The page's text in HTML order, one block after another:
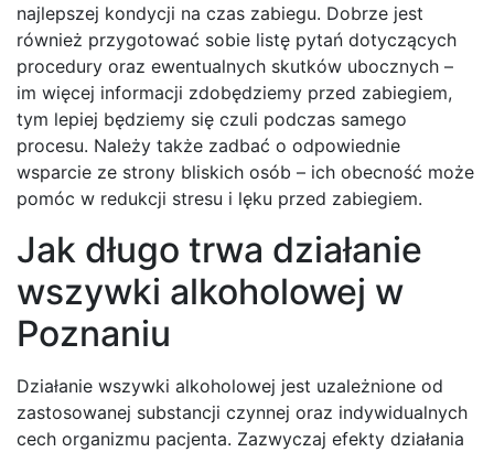
najlepszej kondycji na czas zabiegu. Dobrze jest
również przygotować sobie listę pytań dotyczących
procedury oraz ewentualnych skutków ubocznych –
im więcej informacji zdobędziemy przed zabiegiem,
tym lepiej będziemy się czuli podczas samego
procesu. Należy także zadbać o odpowiednie
wsparcie ze strony bliskich osób – ich obecność może
pomóc w redukcji stresu i lęku przed zabiegiem.
Jak długo trwa działanie
wszywki alkoholowej w
Poznaniu
Działanie wszywki alkoholowej jest uzależnione od
zastosowanej substancji czynnej oraz indywidualnych
cech organizmu pacjenta. Zazwyczaj efekty działania